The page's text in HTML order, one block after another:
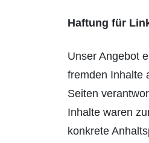
Haftung für
Unser Angebot
fremden Inhalte
Seiten
Inhalte waren
konkrete